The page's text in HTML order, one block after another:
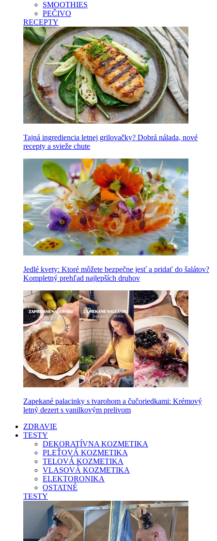
SMOOTHIES
PEČIVO
RECEPTY
Tajná ingrediencia letnej grilovačky? Dobrá nálada, nové
recepty a svieže chute
Jedlé kvety: Ktoré môžete bezpečne jesť a pridať do šalátov?
Kompletný prehľad najlepších druhov
Zapekané palacinky s tvarohom a čučoriedkami: Krémový
letný dezert s vanilkovým prelivom
ZDRAVIE
TESTY
DEKORATÍVNA KOZMETIKA
PLEŤOVÁ KOZMETIKA
TELOVÁ KOZMETIKA
VLASOVÁ KOZMETIKA
ELEKTORONIKA
OSTATNÉ
TESTY